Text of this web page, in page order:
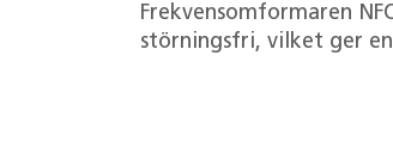
Frekvensomformaren
störningsfri, vilket ger